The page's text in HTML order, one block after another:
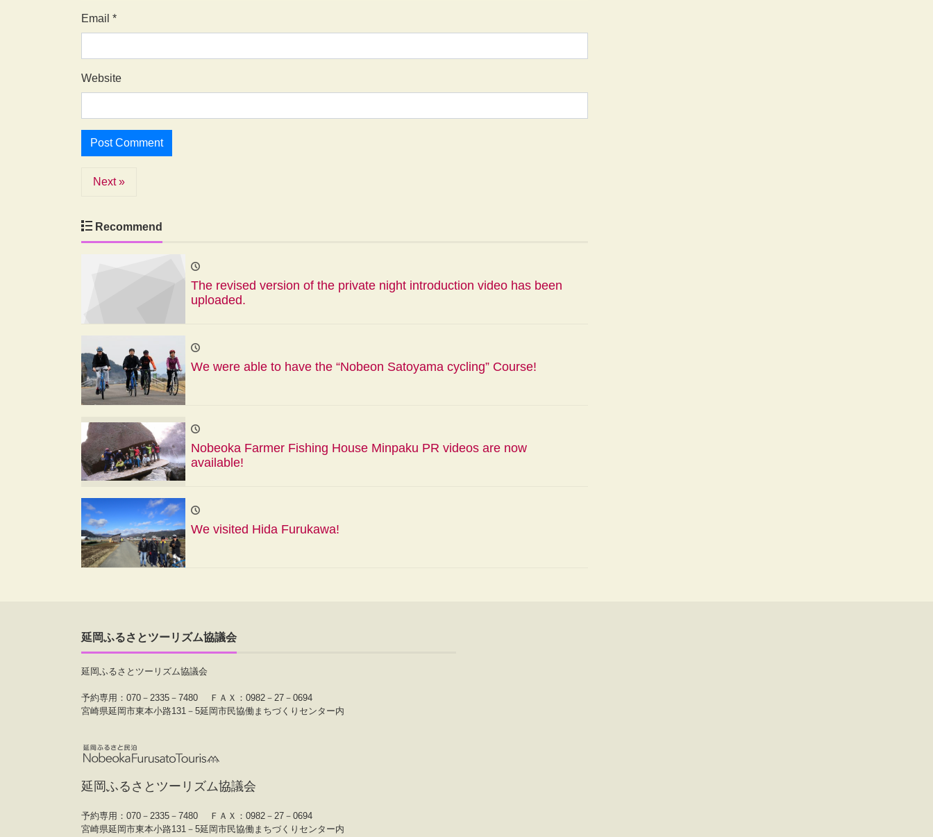
Email *
Website
Next »
Recommend
The revised version of the private night introduction video has been
uploaded.
We were able to have the “Nobeon Satoyama cycling” Course!
Nobeoka Farmer Fishing House Minpaku PR videos are now
available!
We visited Hida Furukawa!
延岡ふるさとツーリズム協議会
延岡ふるさとツーリズム協議会
予約専用：070－2335－7480
ＦＡＸ：0982－27－0694
宮崎県延岡市東本小路131－5延岡市民協働まちづくりセンター内
延岡ふるさとツーリズム協議会
予約専用：070－2335－7480
ＦＡＸ：0982－27－0694
宮崎県延岡市東本小路131－5延岡市民協働まちづくりセンター内